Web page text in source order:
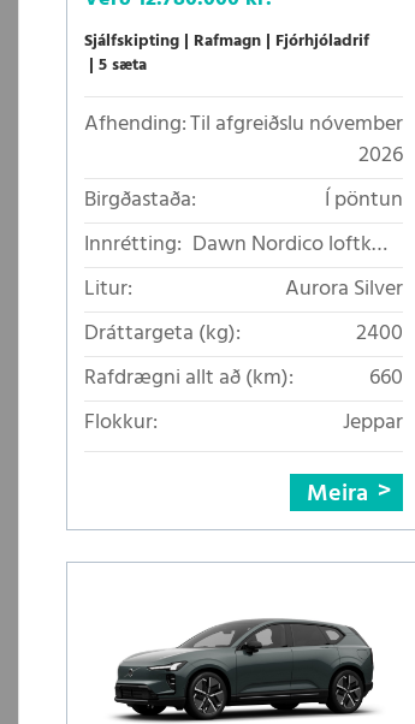
Sjálfskipting Rafmagn Fjórhjóladrif
5 sæta
Afhending:Til afgreiðslu nóvember
2026
Birgðastaða:
Í pöntun
Innrétting: Dawn Nordico loftkælt
áklæði
Litur:
Aurora Silver
Dráttargeta (kg):
2400
Rafdrægni allt að (km):
660
Flokkur:
Jeppar
Meira